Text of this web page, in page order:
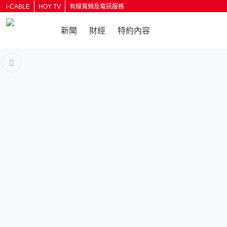
i-CABLE HOY TV 有線寬頻及電訊服務
新聞 財經 特約內容